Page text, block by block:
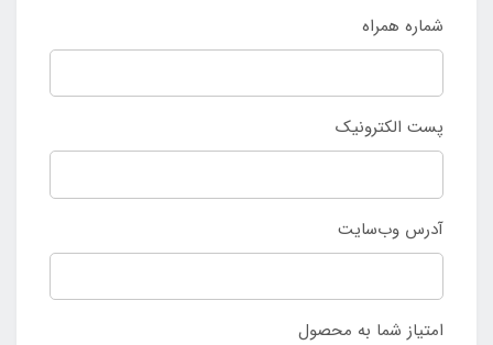
شماره همراه
پست الکترونیک
آدرس وب‌سایت
امتیاز شما به محصول